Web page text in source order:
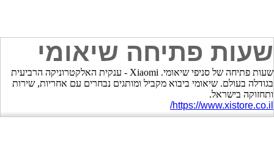
שעות פתיחה שיאומי
שעות פתיחה של סניפי שיאומי. Xiaomi - ענקית האלקטרוניקה הרביעית
בגודלה בעולם. שיאומי ביבוא מקביל ומותגים נבחרים עם אחריות, שירות
ותחזוקה בישראל.
https://www.xistore.co.il/